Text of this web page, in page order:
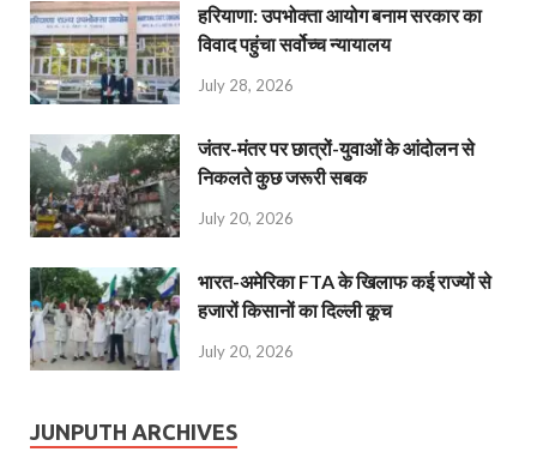
हरियाणा: उपभोक्ता आयोग बनाम सरकार का
विवाद पहुंचा सर्वोच्च न्यायालय
July 28, 2026
जंतर-मंतर पर छात्रों-युवाओं के आंदोलन से
निकलते कुछ जरूरी सबक
July 20, 2026
भारत-अमेरिका FTA के खिलाफ कई राज्यों से
हजारों किसानों का दिल्ली कूच
July 20, 2026
JUNPUTH ARCHIVES